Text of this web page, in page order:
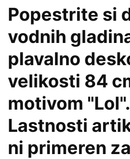
Popestrite si
vodnih
plavalno
velikosti 84
motivom "Lol".
Lastnosti
ni primeren